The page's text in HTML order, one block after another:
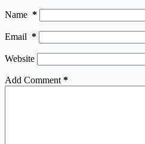
Name *
Email *
Website
Add Comment *